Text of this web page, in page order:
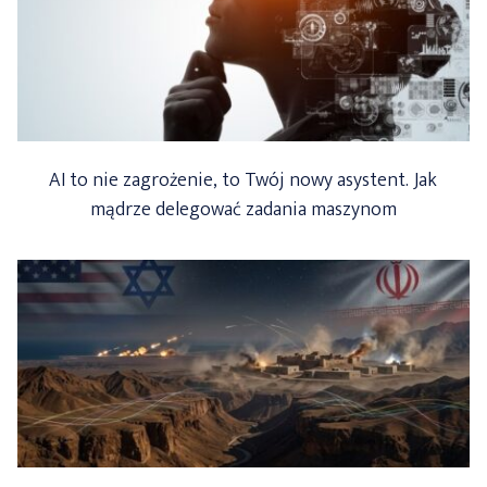
AI to nie zagrożenie, to Twój nowy asystent. Jak
mądrze delegować zadania maszynom